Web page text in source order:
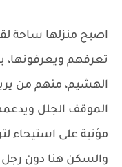
اصبح منزلها ساحة
تعرفهم ويعرفونها،
الهشيم، منهم من
الموقف الجلل
مؤنبة على استيحاء
والسكن هنا دون رجل